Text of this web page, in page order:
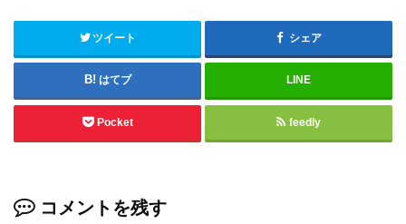
ツイート シェア
はてブ LINE
Pocket feedly
コメントを残す